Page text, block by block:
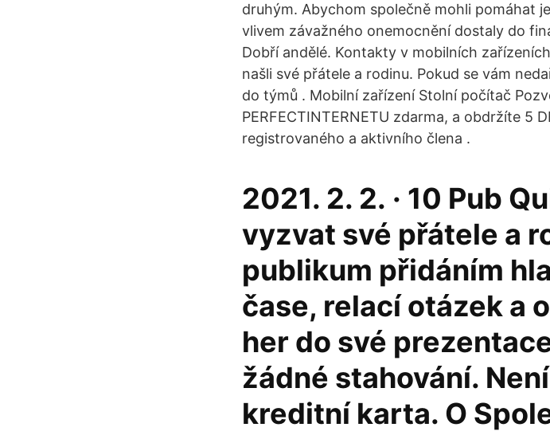
druhým. Abychom společně mohli pomáhat
vlivem závažného onemocnění dostaly do
Dobří andělé. Kontakty v mobilních
našli své přátele a rodinu. Pokud se vám
do týmů . Mobilní zařízení Stolní počítač
PERFECTINTERNETU zdarma, a obdržíte 5
registrovaného a aktivního člena .
2021. 2. 2. · 10 Pub
vyzvat své přátele a
publikum přidáním
čase, relací otázek a
her do své
žádné stahování.
kreditní karta. O